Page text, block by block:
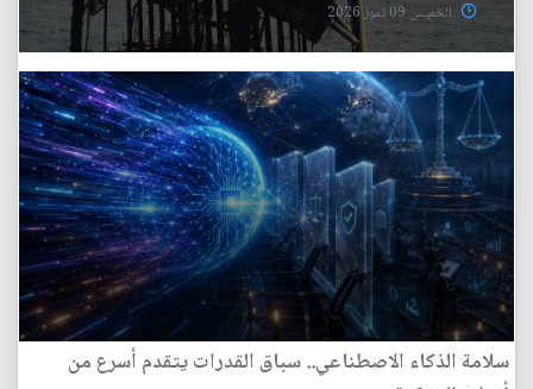
الخميس 09 تموز 2026
سلامة الذكاء الاصطناعي.. سباق القدرات يتقدم أسرع من